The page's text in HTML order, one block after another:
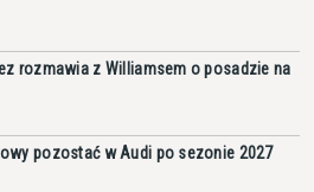
rozmawia z Williamsem o posadzie na
pozostać w Audi po sezonie 2027